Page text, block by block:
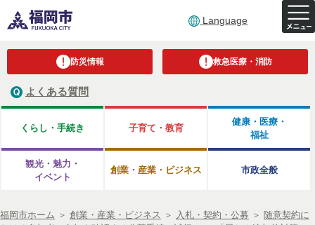
Language
防災情報 救急医療・消防
よくある質問
くらし・手続き 子育て・教育
健康・医療・
福祉
観光・魅力・
イベント
創業・産業・ビジネス 市政全般
福岡市ホーム ＞ 創業・産業・ビジネス ＞ 入札・契約・公募 ＞ 随意契約に